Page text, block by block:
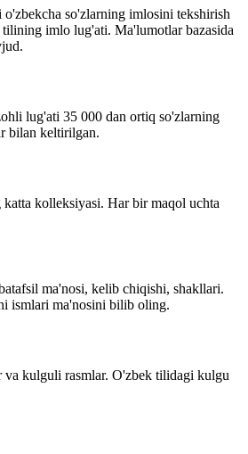
so'zlarning imlosini tekshirish
imlo lug'ati. Ma'lumotlar bazasida
lug'ati 35 000 dan ortiq so'zlarning
bilan keltirilgan.
kolleksiyasi. Har bir maqol uchta
ma'nosi, kelib chiqishi, shakllari.
ismlari ma'nosini bilib oling.
va kulguli rasmlar. O'zbek tilidagi kulgu